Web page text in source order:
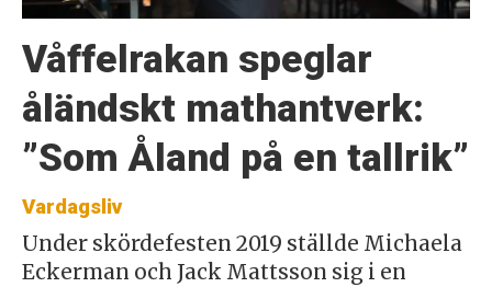
Våffelrakan speglar
åländskt mathantverk:
”Som Åland på en tallrik”
Vardagsliv
Under skördefesten 2019 ställde Michaela
Eckerman och Jack Mattsson sig i en